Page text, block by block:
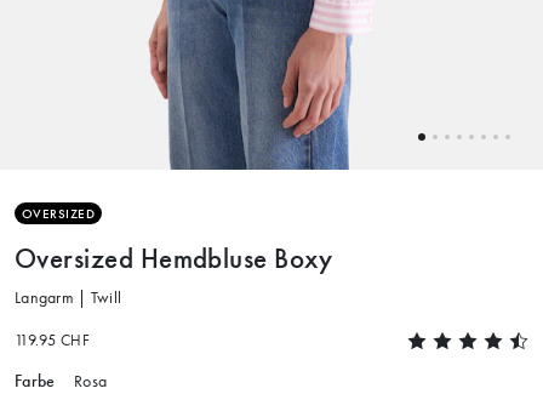
OVERSIZED
Oversized Hemdbluse Boxy
Langarm | Twill
119.95 CHF
Farbe Rosa